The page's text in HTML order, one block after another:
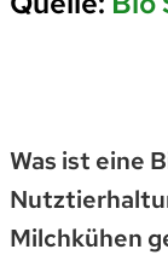
Was ist eine
Milchkühen